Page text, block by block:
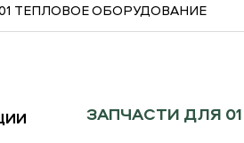
ТЕПЛОВОЕ ОБОРУДОВАНИЕ
ЗАПЧАСТИ ДЛЯ